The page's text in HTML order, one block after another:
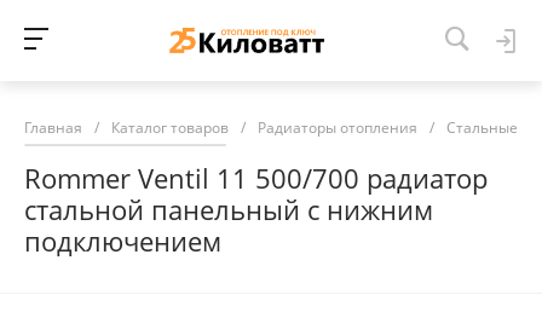
Главная / Каталог товаров / Радиаторы отопления / Стальные
Rommer Ventil 11 500/700 радиатор
стальной панельный с нижним
подключением